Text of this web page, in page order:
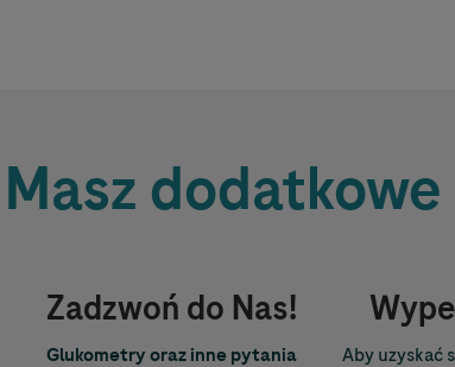
Masz
Zadzwoń do Nas!
Glukometry oraz inne pytania
Aby uzyskać